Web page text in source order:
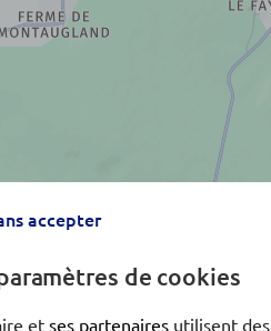
accepter
de cookies
et ses partenaires utilisent des